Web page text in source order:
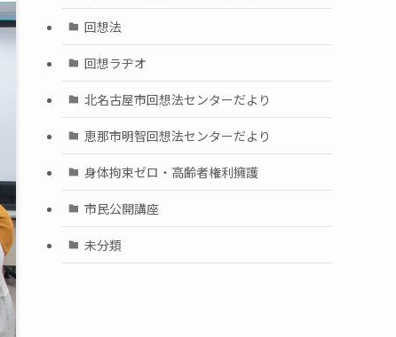
回想法
回想ラヂオ
北名古屋市回想法センターだより
恵那市明智回想法センターだより
身体拘束ゼロ・高齢者権利擁護
市民公開講座
未分類